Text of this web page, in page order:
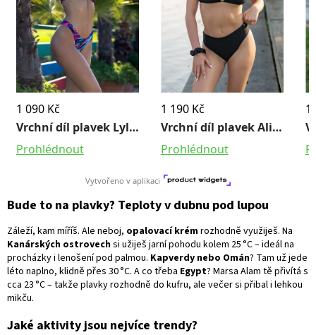
Bude to na plavky? Teploty v dubnu pod lupou
Záleží, kam míříš. Ale neboj, opalovací krémrozhodně využiješ. Na
Kanárských ostrovechsi užiješ jarní pohodu kolem 25 °C – ideál na
procházky i lenošení pod palmou. Kapverdy nebo Omán? Tam už jede
léto naplno, klidně přes 30 °C. A co třeba Egypt? Marsa Alam tě přivítá s
cca 23 °C – takže plavky rozhodně do kufru, ale večer si přibal i lehkou
mikču.
Jaké aktivity jsou nejvíce trendy?